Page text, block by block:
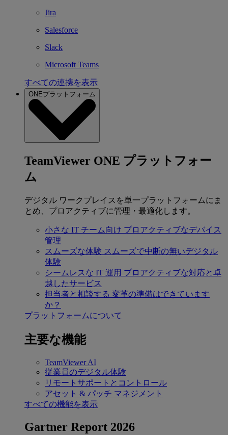
Jira
Salesforce
Slack
Microsoft Teams
すべての連携を表示
ONEプラットフォーム
TeamViewer ONE プラットフォー
ム
デジタル ワークプレイスを単一プラットフォームにま
とめ、プロアクティブに管理・最適化します。
小さな IT チーム向け プロアクティブなデバイス
管理
スムーズな体験 スムーズで中断の無いデジタル
体験
シームレスな IT 運用 プロアクティブな対応と卓
越したサービス
担当者と相談する 変革の準備はできています
か？
プラットフォームについて
主要な機能
TeamViewer AI
従業員のデジタル体験
リモートサポートとコントロール
アセット & パッチ マネジメント
すべての機能を表示
Gartner Report 2026